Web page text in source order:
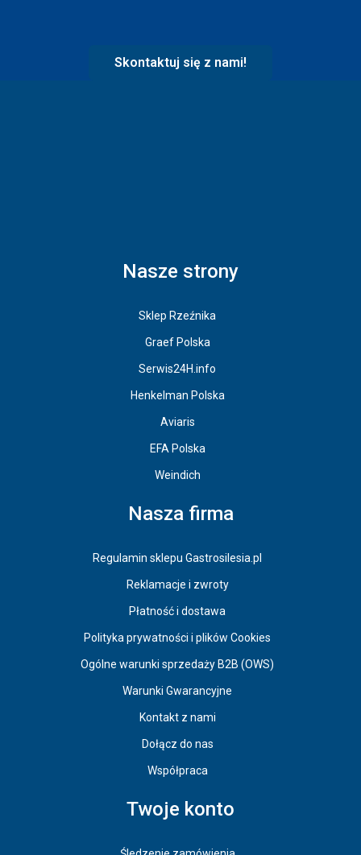
Skontaktuj się z nami!
Nasze strony
Sklep Rzeźnika
Graef Polska
Serwis24H.info
Henkelman Polska
Aviaris
EFA Polska
Weindich
Nasza firma
Regulamin sklepu Gastrosilesia.pl
Reklamacje i zwroty
Płatność i dostawa
Polityka prywatności i plików Cookies
Ogólne warunki sprzedaży B2B (OWS)
Warunki Gwarancyjne
Kontakt z nami
Dołącz do nas
Współpraca
Twoje konto